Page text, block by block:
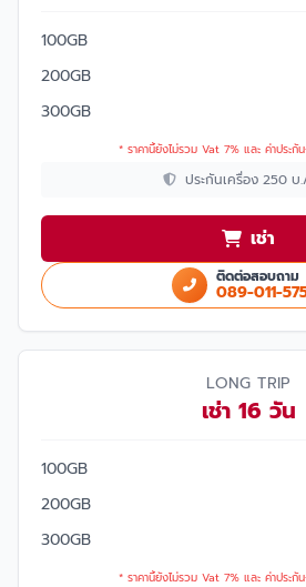
100GB
200GB
300GB
* ราคานี้ยังไม่รวม Vat 7% และ ค่าประกั
ประกันเครื่อง 250 บ
เช่า
ติดต่อสอบถาม
089-011-
LONG TRIP
เช่า 16 วัน
100GB
200GB
300GB
* ราคานี้ยังไม่รวม Vat 7% และ ค่าประกั